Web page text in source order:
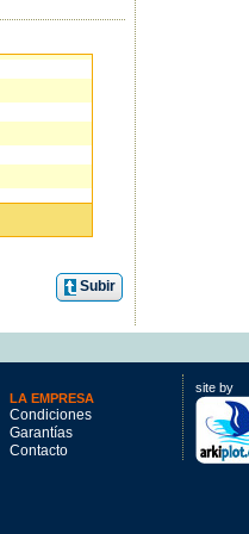
Subir
LA EMPRESA
Condiciones
Garantías
Contacto
site by